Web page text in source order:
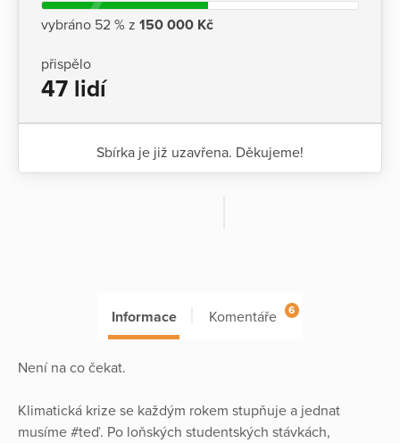
vybráno 52 % z 150 000 Kč
přispělo
47 lidí
Sbírka je již uzavřena. Děkujeme!
Informace Komentáře 6
Není na co čekat.
Klimatická krize se každým rokem stupňuje a jednat
musíme #teď. Po loňských studentských stávkách,